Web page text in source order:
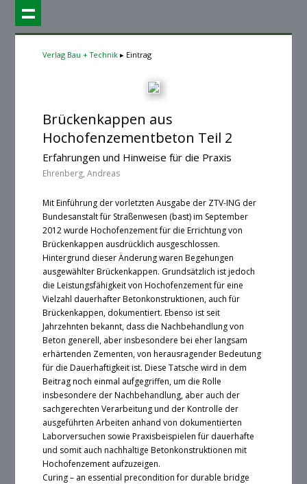
Verlag Bau + Technik Eintrag
Brückenkappen aus
Hochofenzementbeton Teil 2
Erfahrungen und Hinweise für die Praxis
Ehrenberg, Andreas
Mit Einführung der vorletzten Ausgabe der ZTV-ING der
Bundesanstalt für Straßenwesen (bast) im September
2012 wurde Hochofenzement für die Errichtung von
Brückenkappen ausdrücklich ausgeschlossen.
Hintergrund dieser Änderung waren Begehungen
ausgewählter Brückenkappen. Grundsätzlich ist jedoch
die Leistungsfähigkeit von Hochofenzement für eine
Vielzahl dauerhafter Betonkonstruktionen, auch für
Brückenkappen, dokumentiert. Ebenso ist seit
Jahrzehnten bekannt, dass die Nachbehandlung von
Beton generell, aber insbesondere bei eher langsam
erhärtenden Zementen, von herausragender Bedeutung
für die Dauerhaftigkeit ist. Diese Tatsche wird in dem
Beitrag noch einmal aufgegriffen, um die Rolle
insbesondere der Nachbehandlung, aber auch der
sachgerechten Verarbeitung und der Kontrolle der
ausgeführten Arbeiten anhand von dokumentierten
Laborversuchen sowie Praxisbeispielen für dauerhafte
und somit auch nachhaltige Betonkonstruktionen mit
Hochofenzement aufzuzeigen.
Curing – an essential precondition for durable bridge